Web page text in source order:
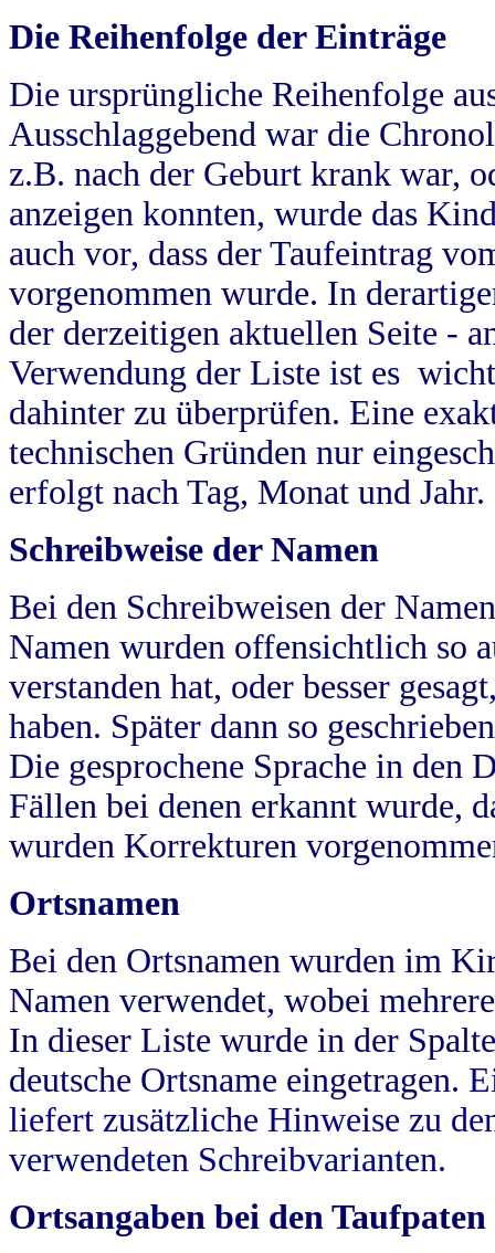
Die Reihenfolge der Einträge
Die ursprüngliche Reihenfolge
Ausschlaggebend war die
z.B. nach der Geburt krank war,
anzeigen konnten, wurde das
auch vor, dass der Taufeintrag
vorgenommen wurde. In
der derzeitigen aktuellen Seite -
Verwendung der Liste ist es
dahinter zu überprüfen. Eine
technischen Gründen nur
erfolgt nach Tag, Monat und Jahr.
Schreibweise der Namen
Bei den Schreibweisen der
Namen wurden offensichtlich so
verstanden hat, oder besser
haben. Später dann so
Die gesprochene Sprache in
Fällen bei denen erkannt wurde,
wurden Korrekturen
Ortsnamen
Bei den Ortsnamen wurden im
Namen verwendet, wobei
In dieser Liste wurde in der
deutsche Ortsname eingetragen.
liefert zusätzliche Hinweise zu
verwendeten Schreibvarianten.
Ortsangaben bei den Taufpaten